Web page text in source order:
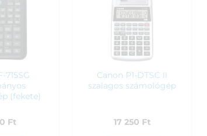
715SG
(fekete)
Ft
Canon P1-DTSC II
szalagos számológép
17 250 Ft